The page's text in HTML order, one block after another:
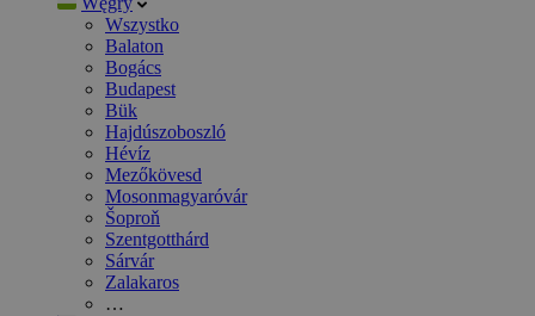
Wszystko
Balaton
Bogács
Budapest
Bük
Hajdúszoboszló
Hévíz
Mezőkövesd
Mosonmagyaróvár
Šoproň
Szentgotthárd
Sárvár
Zalakaros
…